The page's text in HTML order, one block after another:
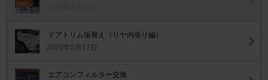
ドアトリム張替え（リヤ内張り編）
2026年5月17日
エアコンフィルター交換